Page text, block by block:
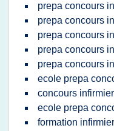
prepa concours
prepa concours
prepa concours
prepa concours
prepa concours
ecole prepa
concours
ecole prepa
formation